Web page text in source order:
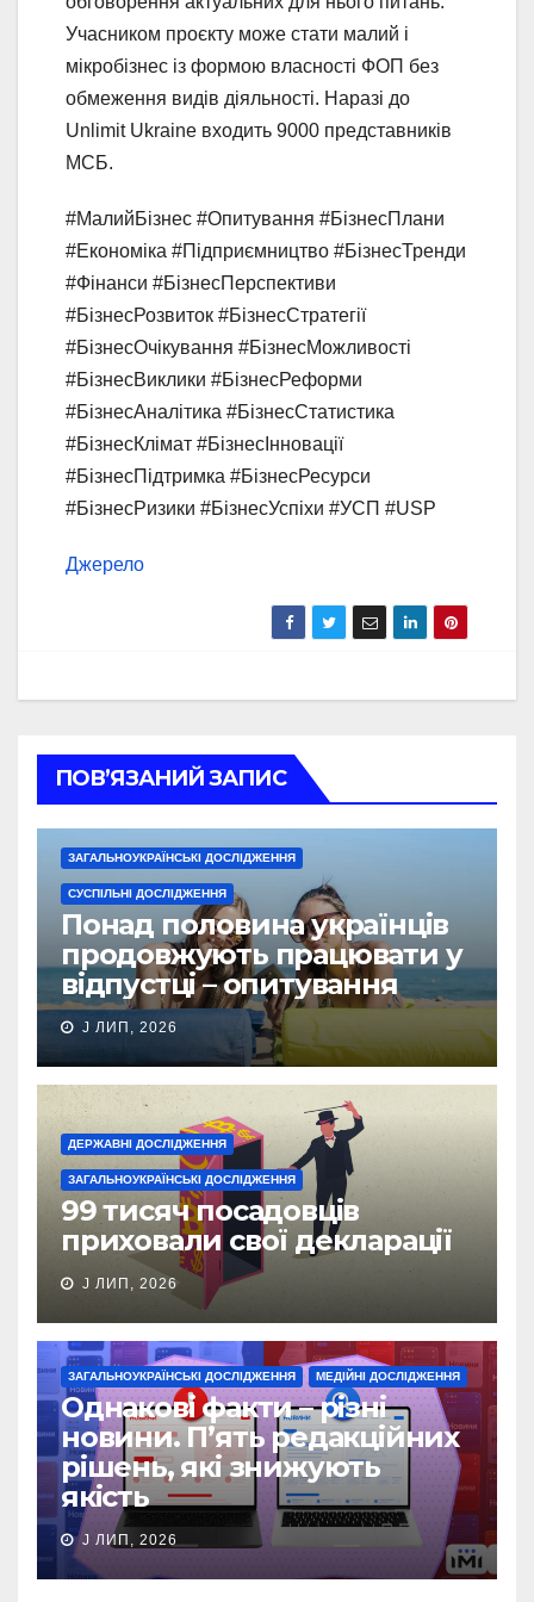
Учасником проєкту може стати малий і
мікробізнес із формою власності ФОП без
обмеження видів діяльності. Наразі до
Unlimit Ukraine входить 9000 представників
МСБ.
#МалийБізнес #Опитування #БізнесПлани
#Економіка #Підприємництво #БізнесТренди
#Фінанси #БізнесПерспективи
#БізнесРозвиток #БізнесСтратегії
#БізнесОчікування #БізнесМожливості
#БізнесВиклики #БізнесРеформи
#БізнесАналітика #БізнесСтатистика
#БізнесКлімат #БізнесІнновації
#БізнесПідтримка #БізнесРесурси
#БізнесРизики #БізнесУспіхи #УСП #USP
Джерело
ПОВ’ЯЗАНИЙ ЗАПИС
ЗАГАЛЬНОУКРАЇНСЬКІ ДОСЛІДЖЕННЯ
СУСПІЛЬНІ ДОСЛІДЖЕННЯ
Понад половина українців
продовжують працювати у
відпустці – опитування
J ЛИП, 2026
ДЕРЖАВНІ ДОСЛІДЖЕННЯ
ЗАГАЛЬНОУКРАЇНСЬКІ ДОСЛІДЖЕННЯ
99 тисяч посадовців
приховали свої декларації
J ЛИП, 2026
ЗАГАЛЬНОУКРАЇНСЬКІ ДОСЛІДЖЕННЯ МЕДІЙНІ ДОСЛІДЖЕННЯ
Однакові факти – різні
новини. П’ять редакційних
рішень, які знижують
якість
J ЛИП, 2026